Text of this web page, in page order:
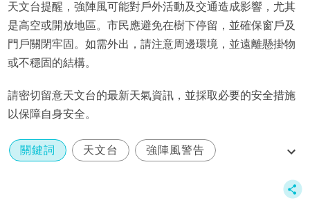
天文台提醒，強陣風可能對戶外活動及交通造成影響，尤其
是高空或開放地區。市民應避免在樹下停留，並確保窗戶及
門戶關閉牢固。如需外出，請注意周邊環境，並遠離懸掛物
或不穩固的結構。
請密切留意天文台的最新天氣資訊，並採取必要的安全措施
以保障自身安全。
關鍵詞 天文台 強陣風警告